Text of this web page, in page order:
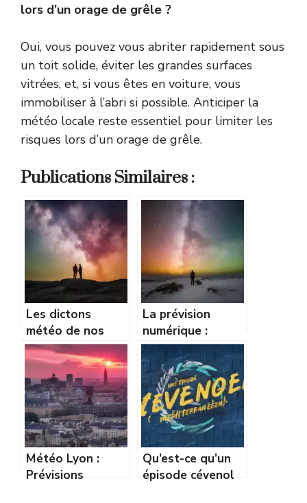
lors d’un orage de grêle ?
Oui, vous pouvez vous abriter rapidement sous
un toit solide, éviter les grandes surfaces
vitrées, et, si vous êtes en voiture, vous
immobiliser à l’abri si possible. Anticiper la
météo locale reste essentiel pour limiter les
risques lors d’un orage de grêle.
Publications Similaires :
Les dictons
météo de nos
grands-parents :
mythe populaire
ou réalité
scientifique ?
La prévision
numérique :
fonctionnement
et rôle des
supercalculateurs
météo
Météo Lyon :
Prévisions
Qu’est-ce qu’un
épisode cévenol